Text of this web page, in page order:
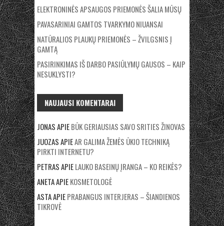
ELEKTRONINĖS APSAUGOS PRIEMONĖS ŠALIA MŪSŲ
PAVASARINIAI GAMTOS TVARKYMO NIUANSAI
NATŪRALIOS PLAUKŲ PRIEMONĖS – ŽVILGSNIS Į
GAMTĄ
PASIRINKIMAS IŠ DARBO PASIŪLYMŲ GAUSOS – KAIP
NESUKLYSTI?
NAUJAUSI KOMENTARAI
JONASAPIEBŪK GERIAUSIAS SAVO SRITIES ŽINOVAS
JUOZASAPIEAR GALIMA ŽEMĖS ŪKIO TECHNIKĄ
PIRKTI INTERNETU?
PETRASAPIELAUKO BASEINŲ ĮRANGA – KO REIKĖS?
ANETAAPIEKOSMETOLOGĖ
ASTAAPIEPRABANGUS INTERJERAS – ŠIANDIENOS
TIKROVĖ